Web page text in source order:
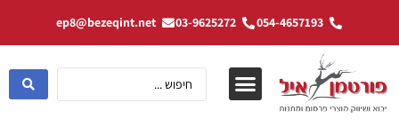
054-4657193
03-9625272
ep8@bezeqint.net